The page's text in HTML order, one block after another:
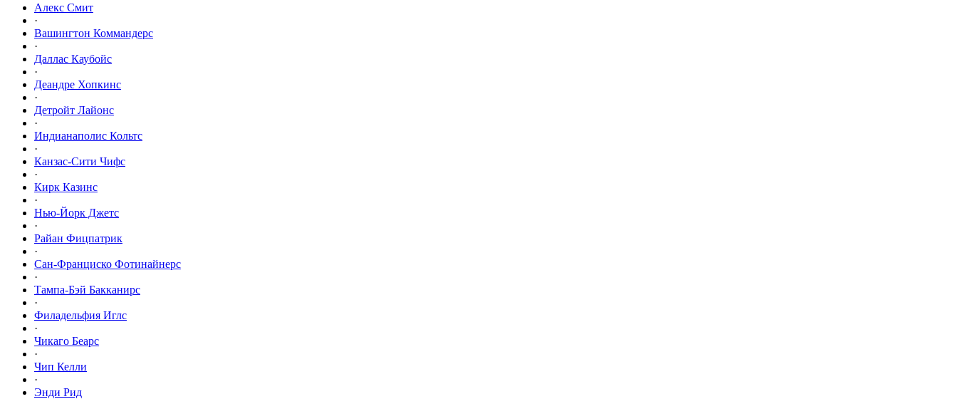
Алекс Смит
·
Вашингтон Коммандерс
·
Даллас Каубойс
·
Деандре Хопкинс
·
Детройт Лайонс
·
Индианаполис Кольтс
·
Канзас-Сити Чифс
·
Кирк Казинс
·
Нью-Йорк Джетс
·
Райан Фицпатрик
·
Сан-Франциско Фотинайнерс
·
Тампа-Бэй Бакканирс
·
Филадельфия Иглс
·
Чикаго Беарс
·
Чип Келли
·
Энди Рид